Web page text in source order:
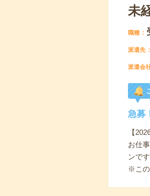
未
職種
派遣先
派遣会
急募
【
お仕
ンで
※この